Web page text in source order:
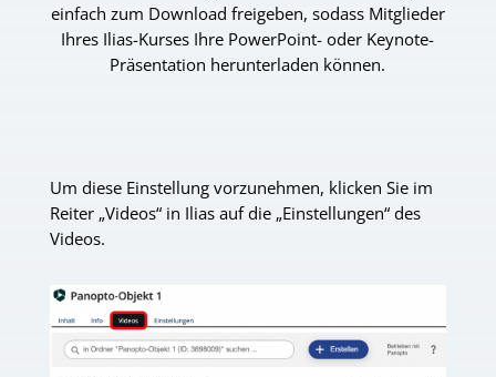
einfach zum Download freigeben, sodass Mitglieder
Ihres Ilias-Kurses Ihre PowerPoint- oder Keynote-
Präsentation herunterladen können.
Um diese Einstellung vorzunehmen, klicken Sie im
Reiter „Videos“ in Ilias auf die „Einstellungen“ des
Videos.